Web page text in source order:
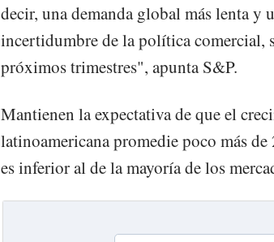
decir, una demanda global más lenta y
incertidumbre de la política comercial,
próximos trimestres", apunta S&P.
Mantienen la expectativa de que el
latinoamericana promedie poco más
es inferior al de la mayoría de los